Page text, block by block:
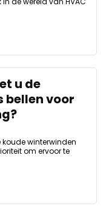
u de
bellen voor
winterwinden
om ervoor te